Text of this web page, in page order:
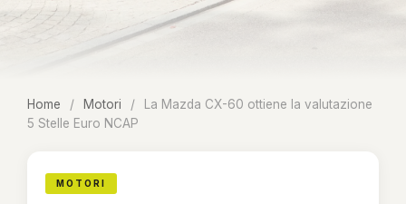
Home / Motori /
La Mazda CX-60 ottiene la valutazione
5 Stelle Euro NCAP
MOTORI